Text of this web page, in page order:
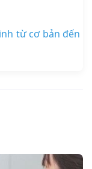
từ cơ bản đến